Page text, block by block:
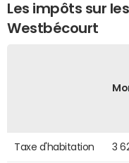
Les impôts sur
Westbécourt
Taxe d'habitation 3